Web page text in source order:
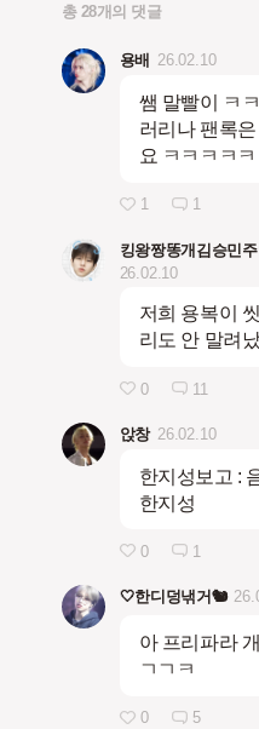
총 28개의 댓글
용배 26.02.10
쌤 말빨이 ㅋ
러리나 팬록
요 ㅋㅋㅋㅋㅋ
1 1
킹왕짱똥개김승민
26.02.10
저희 용복이
리도 안 말려
0 11
앉창 26.02.10
한지성보고 :
한지성
0 1
🤍한디덩낶거🐿️
아 프리파라
ㄱㄱㅋ
0 5